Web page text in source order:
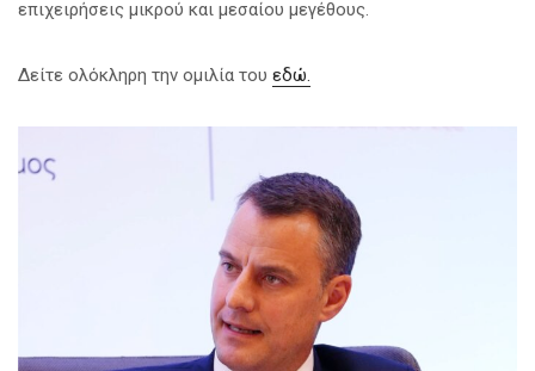
επιχειρήσεις μικρού και μεσαίου μεγέθους.
Δείτε ολόκληρη την ομιλία του εδώ.